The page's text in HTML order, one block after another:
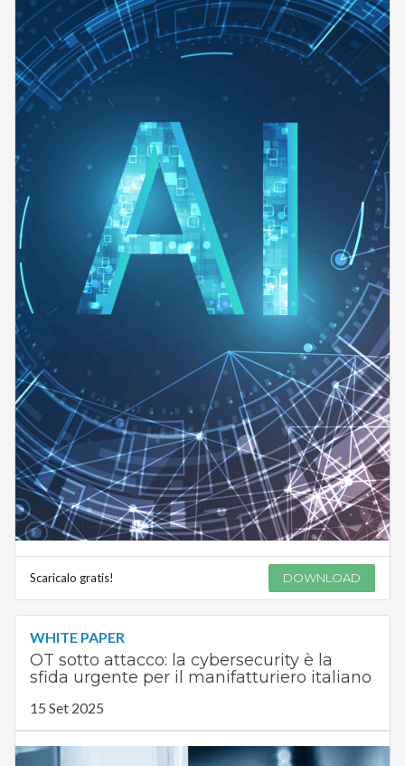
Scaricalo gratis! DOWNLOAD
WHITE PAPER
OT sotto attacco: la cybersecurity è la
sfida urgente per il manifatturiero italiano
15 Set 2025